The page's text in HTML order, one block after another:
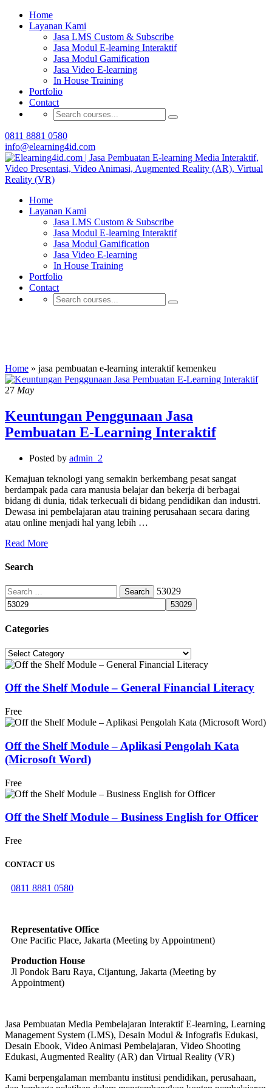
Home
Layanan Kami
Jasa LMS Custom & Subscribe
Jasa Modul E-learning Interaktif
Jasa Modul Gamification
Jasa Video E-learning
In House Training
Portfolio
Contact
0811 8881 0580
info@elearning4id.com
Home
Layanan Kami
Jasa LMS Custom & Subscribe
Jasa Modul E-learning Interaktif
Jasa Modul Gamification
Jasa Video E-learning
In House Training
Portfolio
Contact
Home » jasa pembuatan e-learning interaktif kemenkeu
27 May
Keuntungan Penggunaan Jasa
Pembuatan E-Learning Interaktif
Posted by admin_2
Kemajuan teknologi yang semakin berkembang pesat sangat
berdampak pada cara manusia belajar dan bekerja di berbagai
bidang di dunia, tidak terkecuali di bidang pendidikan dan industri.
Dewasa ini pembelajaran atau training perusahaan secara daring
atau online menjadi hal yang lebih …
Read More
Search
Search
for:
53029
Categories
Categories
Off the Shelf Module – General Financial Literacy
Free
Off the Shelf Module – Aplikasi Pengolah Kata
(Microsoft Word)
Free
Off the Shelf Module – Business English for Officer
Free
CONTACT US
0811 8881 0580
Representative Office
One Pacific Place, Jakarta (Meeting by Appointment)
Production House
Jl Pondok Baru Raya, Cijantung, Jakarta (Meeting by
Appointment)
Jasa Pembuatan Media Pembelajaran Interaktif E-learning, Learning
Management System (LMS), Desain Modul & Infografis Edukasi,
Desain Ebook, Video Animasi Pembelajaran, Video Shooting
Edukasi, Augmented Reality (AR) dan Virtual Reality (VR)
Kami berpengalaman membantu institusi pendidikan, perusahaan,
Buat Modul E-learning & LMS Anda Semakin
Menarik dengan Gamification
Hubungi Tim Elearning4id